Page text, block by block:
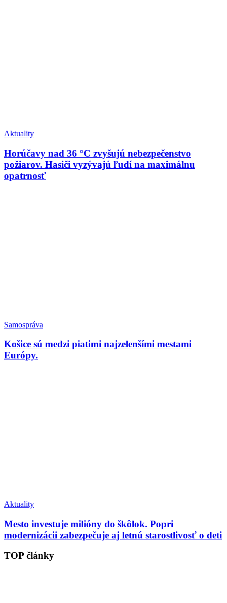
Aktuality
Horúčavy nad 36 °C zvyšujú nebezpečenstvo
požiarov. Hasiči vyzývajú ľudí na maximálnu
opatrnosť
Samospráva
Košice sú medzi piatimi najzelenšími mestami
Európy.
Aktuality
Mesto investuje milióny do škôlok. Popri
modernizácii zabezpečuje aj letnú starostlivosť o deti
TOP články